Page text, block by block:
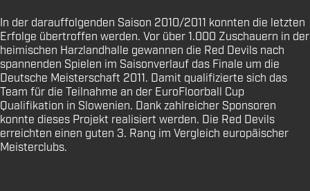
In der darauffolgenden Saison 2010/2011 konnten die letzten
Erfolge übertroffen werden. Vor über 1.000 Zuschauern in der
heimischen Harzlandhalle gewannen die Red Devils nach
spannenden Spielen im Saisonverlauf das Finale um die
Deutsche Meisterschaft 2011. Damit qualifizierte sich das
Team für die Teilnahme an der EuroFloorball Cup
Qualifikation in Slowenien. Dank zahlreicher Sponsoren
konnte dieses Projekt realisiert werden. Die Red Devils
erreichten einen guten 3. Rang im Vergleich europäischer
Meisterclubs.